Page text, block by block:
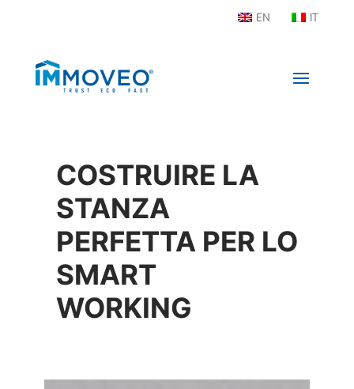
EN IT
COSTRUIRE LA
STANZA
PERFETTA PER LO
SMART
WORKING